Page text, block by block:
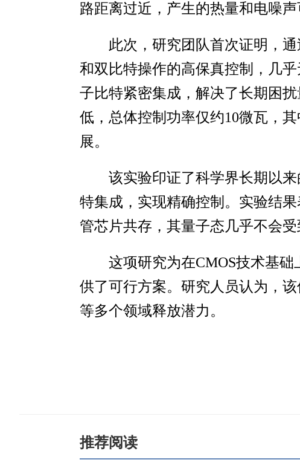
路距离过近，产生的热量和电噪
此次，研究团队首次证明，
和双比特操作的高保真控制，几
子比特紧密集成，解决了长期困
低，总体控制功率仅约10微瓦，
展。
该实验印证了科学界长期以
特集成，实现精确控制。实验结
管芯片共存，其量子态几乎不会受
这项研究为在CMOS技术基
供了可行方案。研究人员认为，
等多个领域释放潜力。
推荐阅读